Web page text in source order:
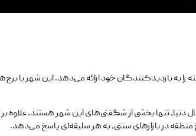
را به بازدیدکنندگان خود ارائه می‌دهد. این شهر با
تنها بخشی از شگفتی‌های این شهر هستند. علاوه بر
در بازارهای سنتی، به هر سلیقه‌ای پاسخ می‌دهد.